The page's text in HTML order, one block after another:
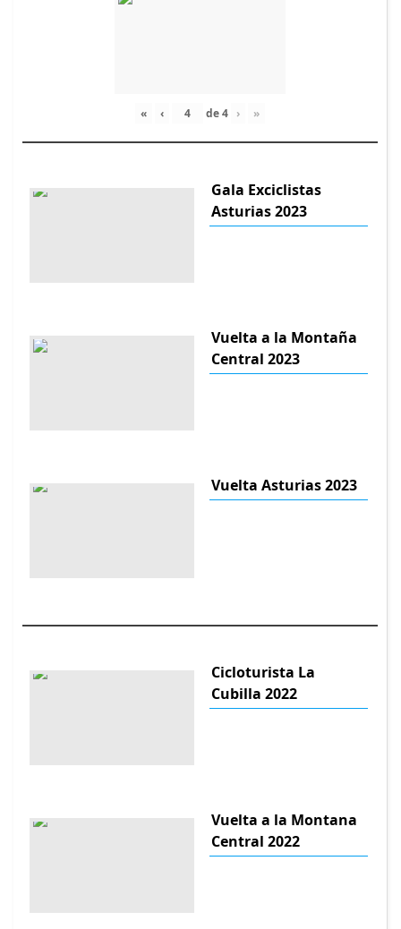
« ‹ de4 › »
Gala Exciclistas
Asturias 2023
Vuelta a la Montaña
Central 2023
Vuelta Asturias 2023
Cicloturista La
Cubilla 2022
Vuelta a la Montana
Central 2022